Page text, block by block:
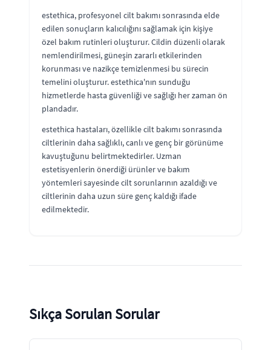
estethica, profesyonel cilt bakımı sonrasında elde
edilen sonuçların kalıcılığını sağlamak için kişiye
özel bakım rutinleri oluşturur. Cildin düzenli olarak
nemlendirilmesi, güneşin zararlı etkilerinden
korunması ve nazikçe temizlenmesi bu sürecin
temelini oluşturur. estethica'nın sunduğu
hizmetlerde hasta güvenliği ve sağlığı her zaman ön
plandadır.
estethica hastaları, özellikle cilt bakımı sonrasında
ciltlerinin daha sağlıklı, canlı ve genç bir görünüme
kavuştuğunu belirtmektedirler. Uzman
estetisyenlerin önerdiği ürünler ve bakım
yöntemleri sayesinde cilt sorunlarının azaldığı ve
ciltlerinin daha uzun süre genç kaldığı ifade
edilmektedir.
Sıkça Sorulan Sorular